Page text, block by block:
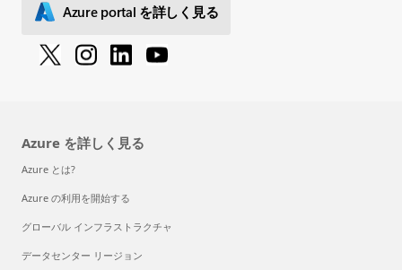
Azure portal を詳しく見る
Azure を詳しく見る
Azure とは?
Azure の利用を開始する
グローバル インフラストラクチャ
データセンター リージョン